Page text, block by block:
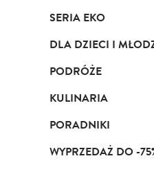
SERIA EKO
DLA DZIECI I
PODRÓŻE
KULINARIA
PORADNIKI
WYPRZEDAŻ DO -